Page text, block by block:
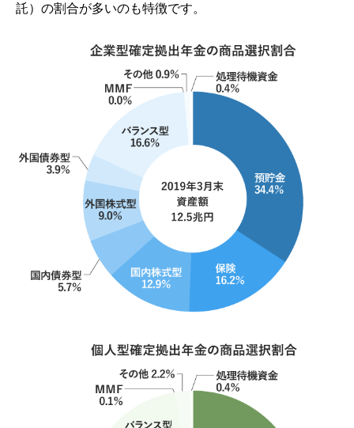
託）の割合が多いのも特徴です。